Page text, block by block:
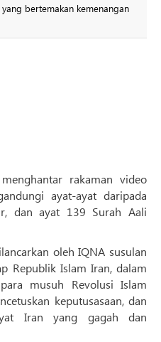
bertemakan kemenangan
rakaman video
ayat-ayat daripada
dan ayat 139 Surah Aali
oleh IQNA susulan
Republik Islam Iran, dalam
musuh Revolusi Islam
keputusasaan, dan
Iran yang gagah dan